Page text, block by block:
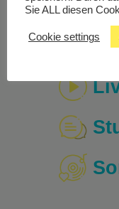
Sie ALL diesen
Cookie settings